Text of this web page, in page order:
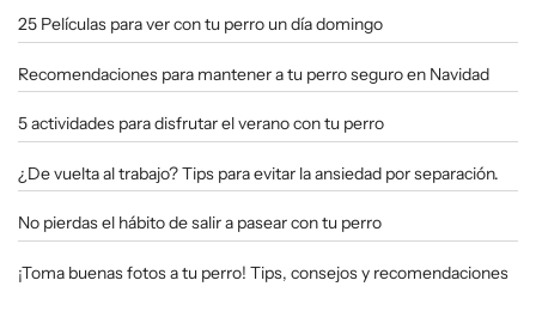
25 Películas para ver con tu perro un día domingo
Recomendaciones para mantener a tu perro seguro en Navidad
5 actividades para disfrutar el verano con tu perro
¿De vuelta al trabajo? Tips para evitar la ansiedad por separación.
No pierdas el hábito de salir a pasear con tu perro
¡Toma buenas fotos a tu perro! Tips, consejos y recomendaciones